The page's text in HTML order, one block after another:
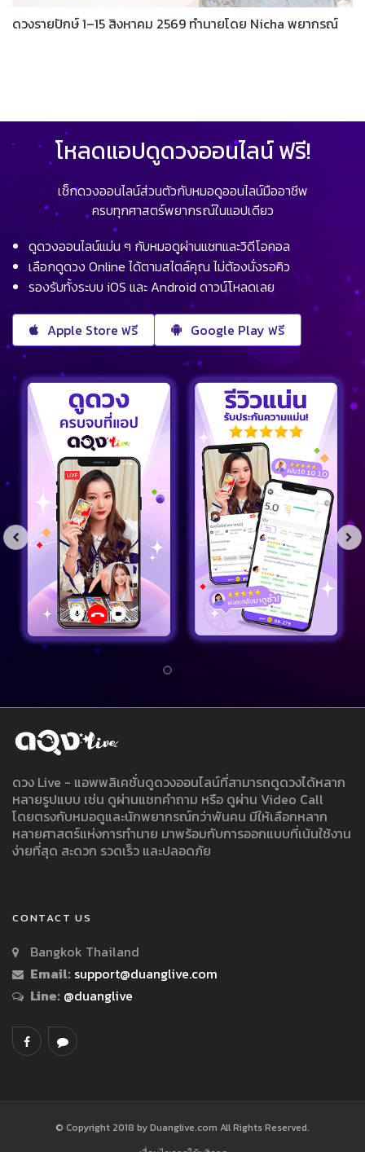
ดวงรายปักษ์ 1–15 สิงหาคม 2569 ทำนายโดย Nicha พยากรณ์
โหลดแอปดูดวงออนไลน์ ฟรี!
เช็กดวงออนไลน์ส่วนตัวกับหมอดูออนไลน์มืออาชีพ
ครบทุกศาสตร์พยากรณ์ในแอปเดียว
ดูดวงออนไลน์แม่น ๆ กับหมอดูผ่านแชทและวิดีโอคอล
เลือกดูดวง Online ได้ตามสไตล์คุณ ไม่ต้องนั่งรอคิว
รองรับทั้งระบบ iOS และ Android ดาวน์โหลดเลย
Apple Store ฟรี Google Play ฟรี
ดวง Live - แอพพลิเคชั่นดูดวงออนไลน์ที่สามารถดูดวงได้หลาก
หลายรูปแบบ เช่น ดูผ่านแชทคำถาม หรือ ดูผ่าน Video Call
โดยตรงกับหมอดูและนักพยากรณ์กว่าพันคน มีให้เลือกหลาก
หลายศาสตร์แห่งการทำนาย มาพร้อมกับการออกแบบที่เน้นใช้งาน
ง่ายที่สุด สะดวก รวดเร็ว และปลอดภัย
CONTACT US
Bangkok Thailand
Email: support@duanglive.com
Line: @duanglive
© Copyright 2018 by Duanglive.com All Rights Reserved.